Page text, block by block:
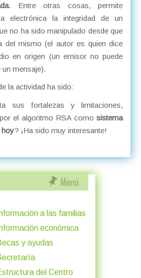
. Entre otras cosas, permite
electrónica la integridad de un
no ha sido manipulado desde que
del mismo (el autor es quien dice
en origen (un emisor no puede
un mensaje).
la actividad ha sido:
sus fortalezas y limitaciones,
el algoritmo RSA comosistema
hoy? ¡Ha sido muy interesante!
a las familias
económica
y ayudas
del Centro